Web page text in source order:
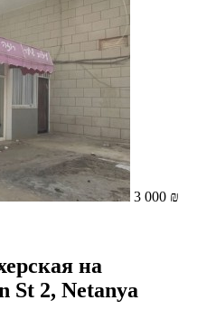
3 000 ₪
на
St 2, Netanya